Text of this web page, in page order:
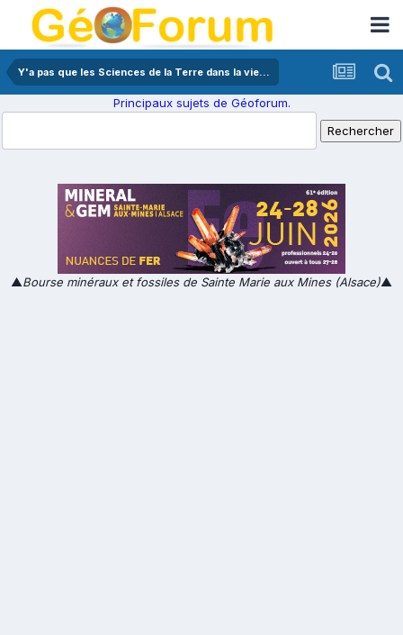
Y'a pas que les Sciences de la Terre dans la vie...
Principaux sujets de Géoforum.
▲Bourse minéraux et fossiles de Sainte Marie aux Mines (Alsace)▲